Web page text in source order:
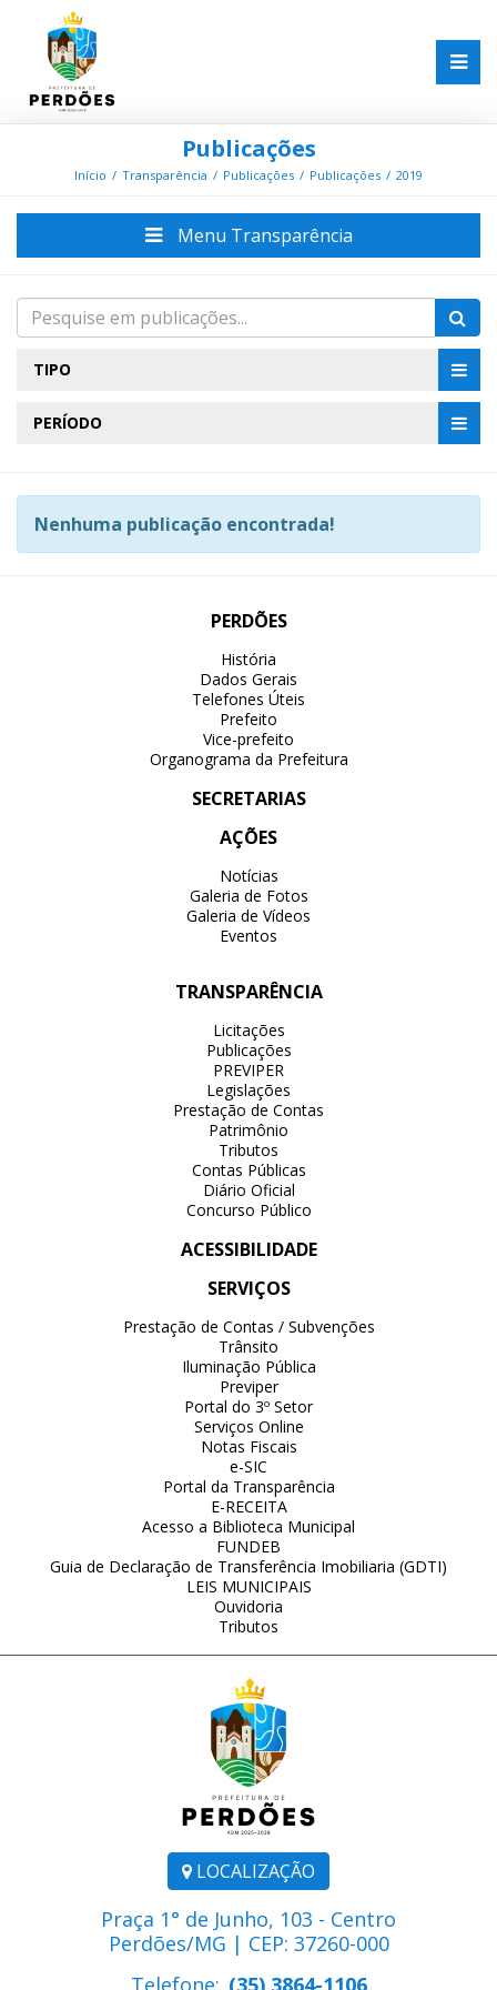
Publicações
Início Transparência Publicações Publicações 2019
Menu Transparência
TIPO
PERÍODO
Nenhuma publicação encontrada!
LOCALIZAÇÃO
Praça 1° de Junho, 103 - Centro
Perdões/MG | CEP: 37260-000
Telefone: (35) 3864-1106
PERDÕES
História
Dados Gerais
Telefones Úteis
Prefeito
Vice-prefeito
Organograma da Prefeitura
SECRETARIAS
AÇÕES
Notícias
Galeria de Fotos
Galeria de Vídeos
Eventos
TRANSPARÊNCIA
Licitações
Publicações
PREVIPER
Legislações
Prestação de Contas
Patrimônio
Tributos
Contas Públicas
Diário Oficial
Concurso Público
ACESSIBILIDADE
SERVIÇOS
Prestação de Contas / Subvenções
Trânsito
Iluminação Pública
Previper
Portal do 3º Setor
Serviços Online
Notas Fiscais
e-SIC
Portal da Transparência
E-RECEITA
Acesso a Biblioteca Municipal
FUNDEB
Guia de Declaração de Transferência Imobiliaria (GDTI)
LEIS MUNICIPAIS
Ouvidoria
Tributos